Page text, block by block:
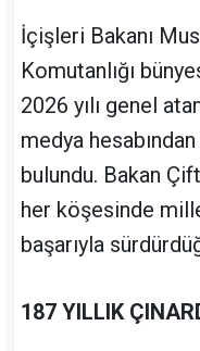
İçişleri Bakanı
Komutanlığı
2026 yılı genel
medya
bulundu. Bakan
her köşesinde
başarıyla
187 YILLIK